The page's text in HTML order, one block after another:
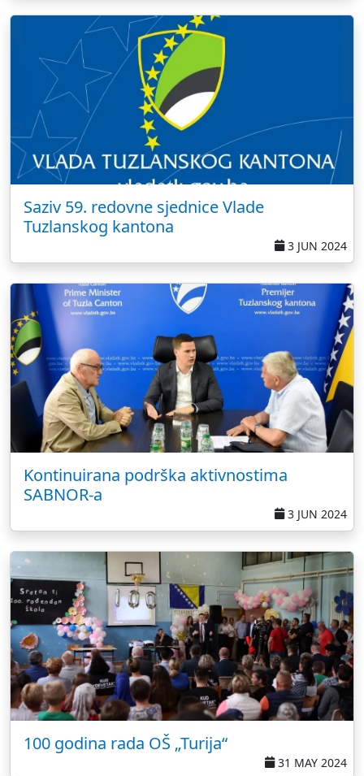
Saziv 59. redovne sjednice Vlade
Tuzlanskog kantona
3 JUN 2024
Kontinuirana podrška aktivnostima
SABNOR-a
3 JUN 2024
100 godina rada OŠ „Turija“
31 MAY 2024